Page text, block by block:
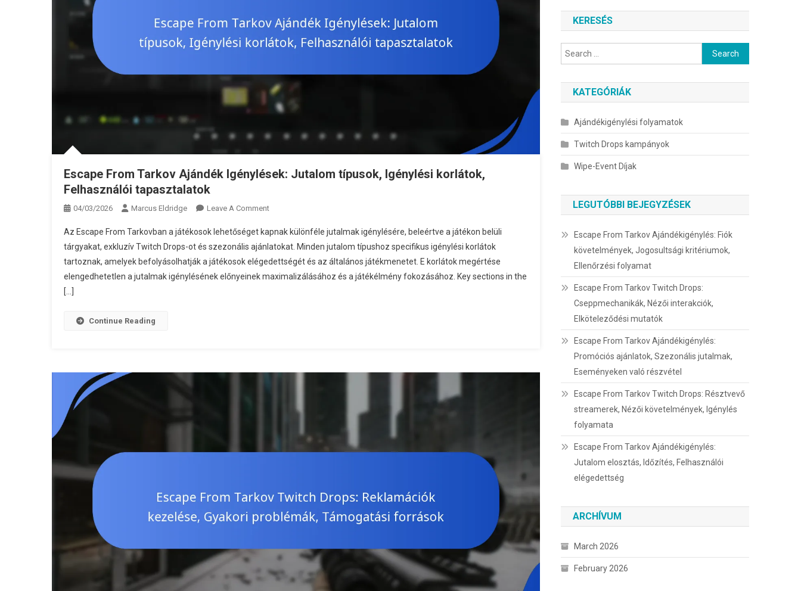
Escape From Tarkov Ajándék Igénylések: Jutalom típusok, Igénylési korlátok,
Felhasználói tapasztalatok
04/03/2026 Marcus Eldridge Leave A CommentOn
From
Tarkov
Ajándék
Igénylések:
Az Escape From Tarkovban a játékosok lehetőséget kapnak különféle jutalmak igénylésére, beleértve a játékon belüli
tárgyakat, exkluzív Twitch Drops-ot és szezonális ajánlatokat. Minden jutalom típushoz specifikus igénylési korlátok
tartoznak, amelyek befolyásolhatják a játékosok elégedettségét és az általános játékmenetet. E korlátok megértése
elengedhetetlen a jutalmak igénylésének előnyeinek maximalizálásához és a játékélmény fokozásához. Key sections in the
[…]
Continue Reading
KERESÉS
Search
for:
KATEGÓRIÁK
Ajándékigénylési folyamatok
Twitch Drops kampányok
Wipe-Event Díjak
LEGUTÓBBI BEJEGYZÉSEK
Escape From Tarkov Ajándékigénylés: Fiók
követelmények, Jogosultsági kritériumok,
Ellenőrzési folyamat
Escape From Tarkov Twitch Drops:
Cseppmechanikák, Nézői interakciók,
Elköteleződési mutatók
Escape From Tarkov Ajándékigénylés:
Promóciós ajánlatok, Szezonális jutalmak,
Eseményeken való részvétel
Escape From Tarkov Twitch Drops: Résztvevő
streamerek, Nézői követelmények, Igénylés
folyamata
Escape From Tarkov Ajándékigénylés:
Jutalom elosztás, Időzítés, Felhasználói
elégedettség
ARCHÍVUM
March 2026
February 2026